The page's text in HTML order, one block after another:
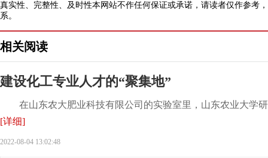
真实性、完整性、及时性本网站不作任何保证或承诺，请读者仅作参考
系。
相关阅读
建设化工专业人才的“聚集地”
在山东农大肥业科技有限公司的实验室里，山东农业大学研
[详细]
2022-08-04 13:02:48